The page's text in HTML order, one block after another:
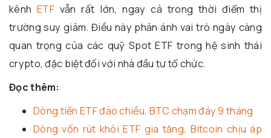
kênhETFvẫn rất lớn, ngay cả trong thời điểm thị
trường suy giảm. Điều này phản ánh vai trò ngày càng
quan trọng của các quỹ Spot ETF trong hệ sinh thái
crypto, đặc biệt đối với nhà đầu tư tổ chức.
Đọc thêm:
Dòng tiền ETF đảo chiều, BTC chạm đáy 9 tháng
Dòng vốn rút khỏi ETF gia tăng, Bitcoin chịu áp